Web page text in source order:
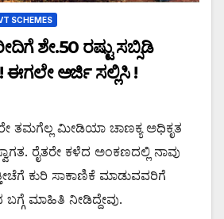
SCHEMES
ಶೇ.50 ರಷ್ಟು ಸಬ್ಸಿಡಿ
ಈಗಲೇ ಅರ್ಜಿ ಸಲ್ಲಿಸಿ !
ತಮಗೆಲ್ಲ ಮೀಡಿಯಾ ಚಾಣಕ್ಯ ಅಧಿಕೃತ
ರೈತರೇ ಕಳೆದ ಅಂಕಣದಲ್ಲಿ ನಾವು
ಕುರಿ ಸಾಕಾಣಿಕೆ ಮಾಡುವವರಿಗೆ
ಮಾಹಿತಿ ನೀಡಿದ್ದೇವು.